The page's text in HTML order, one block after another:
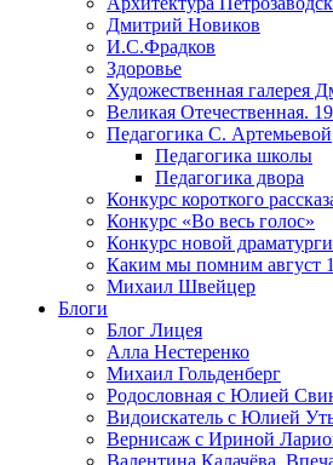
Дмитрий Новиков
И.С.Фрадков
Здоровье
Художественная галерея
Великая Отечественная.
Педагогика С. Артемьевой
Педагогика школы
Педагогика двора
Конкурс короткого
Конкурс «Во весь голос»
Конкурс новой
Каким мы помним август
Михаил Швейцер
Блоги
Блог Лицея
Алла Нестеренко
Михаил Гольденберг
Родословная с Юлией
Видоискатель с Юлией
Вернисаж с Ириной